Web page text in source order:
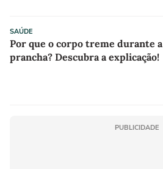
SAÚDE
Por que o corpo treme durante a
prancha? Descubra a explicação!
PUBLICIDADE